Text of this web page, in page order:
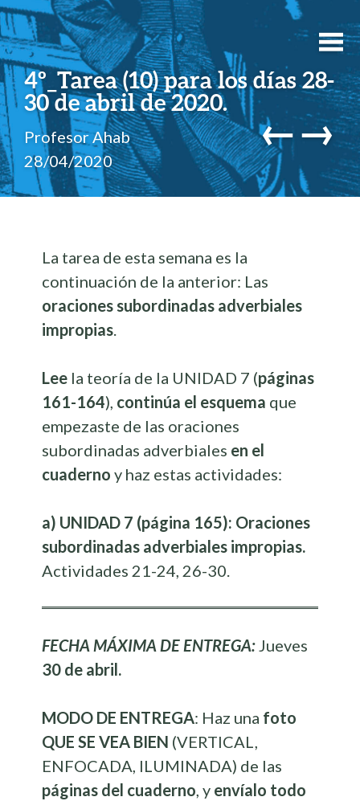
4º_Tarea (10) para los días 28-
30 de abril de 2020.
Profesor Ahab
28/04/2020
←→
La tarea de esta semana es la
continuación de la anterior: Las
oraciones subordinadas adverbiales
impropias.
Lee la teoría de la UNIDAD 7 (páginas
161-164), continúa el esquema que
empezaste de las oraciones
subordinadas adverbiales en el
cuadernoy haz estas actividades:
a) UNIDAD 7 (página 165): Oraciones
subordinadas adverbiales impropias.
Actividades 21-24, 26-30.
FECHA MÁXIMA DE ENTREGA:Jueves
30 de abril.
MODO DE ENTREGA: Haz una foto
QUE SE VEA BIEN (VERTICAL,
ENFOCADA, ILUMINADA) de las
páginas del cuaderno, y envíalo todo